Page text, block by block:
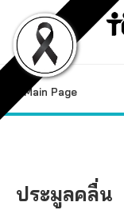
content
Main Page
ประมูลคลื่น